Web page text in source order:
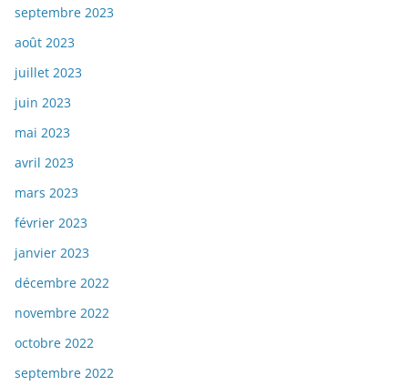
septembre 2023
août 2023
juillet 2023
juin 2023
mai 2023
avril 2023
mars 2023
février 2023
janvier 2023
décembre 2022
novembre 2022
octobre 2022
septembre 2022